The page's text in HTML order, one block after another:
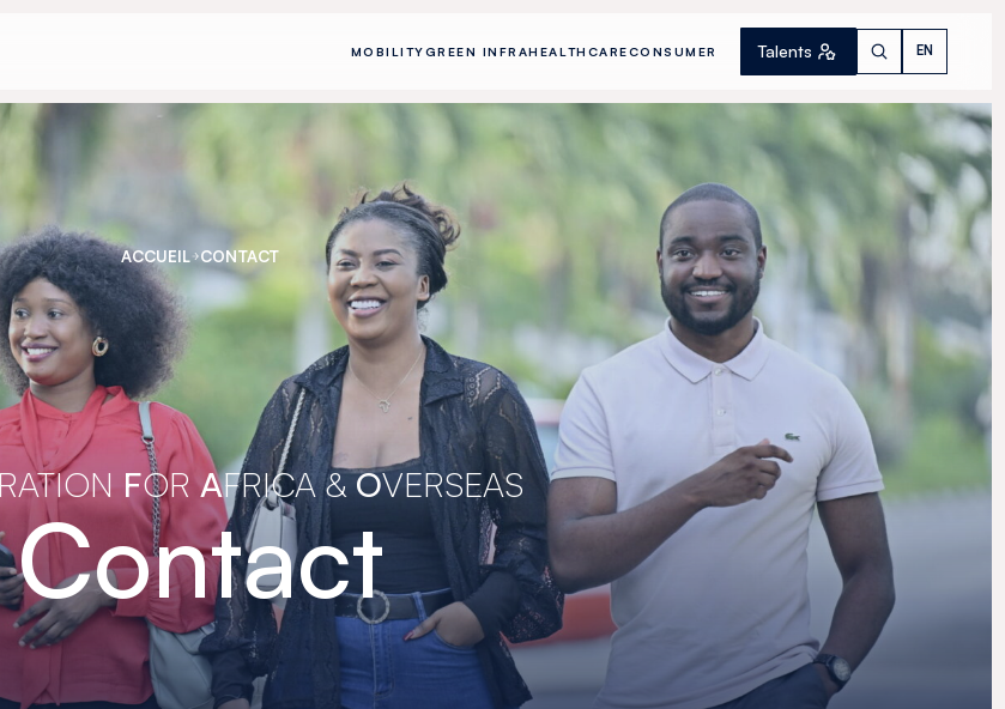
MOBILITYGREEN INFRAHEALTHCARECONSUMER Talents EN
ACCUEIL CONTACT
FORAFRICA &OVERSEAS
Contact